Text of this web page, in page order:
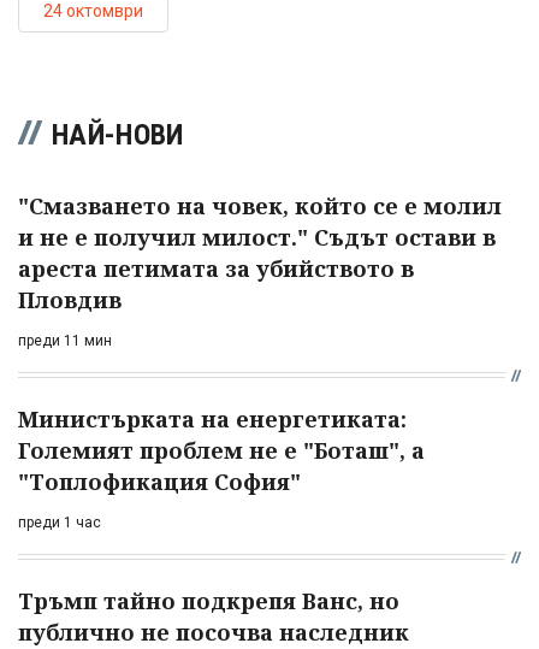
24 октомври
НАЙ-НОВИ
"Смазването на човек, който се е молил
и не е получил милост." Съдът остави в
ареста петимата за убийството в
Пловдив
преди 11 мин
Министърката на енергетиката:
Големият проблем не е "Боташ", а
"Топлофикация София"
преди 1 час
Тръмп тайно подкрепя Ванс, но
публично не посочва наследник